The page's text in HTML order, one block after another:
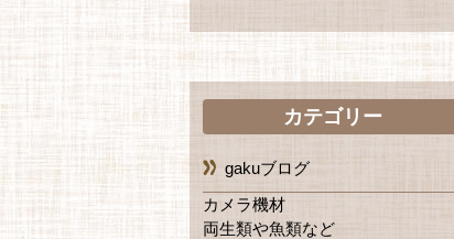
カテゴリー
gakuブログ
カメラ機材
両生類や魚類など